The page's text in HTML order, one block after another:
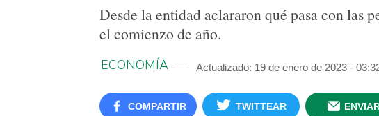
Desde la entidad aclararon qué pasa con las
el comienzo de año.
ECONOMÍA Actualizado: 19 de enero de 2023 -
COMPARTIR TWITTEAR